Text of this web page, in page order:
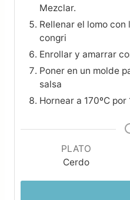
Mezclar.
Rellenar el lomo
congri
Enrollar y amarrar
Poner en un molde
salsa
Hornear a 170ºC por
PLATO
Cerdo